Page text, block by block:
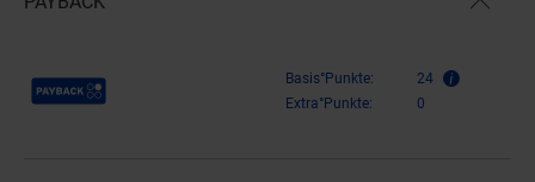
Payback Punkte Basis°Punkte:
24
Extra°Punkte:
0